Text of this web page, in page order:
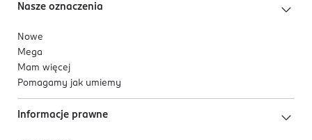
Nasze oznaczenia
Nowe
Mega
Mam więcej
Pomagamy jak umiemy
Informacje prawne